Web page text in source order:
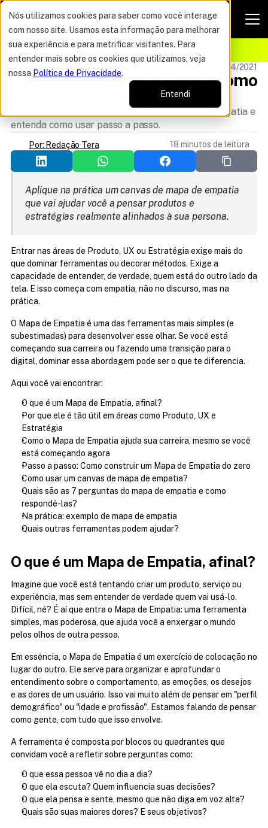
Nós utilizamos cookies para saber como você interage
com nosso site. Usamos esta informação para melhorar
sua experiência e para metrificar visitantes. Para
entender mais sobre os cookies que utilizamos, veja
nossa Política de Privacidade.
Entendi
OFERTA DO ANO VAGAS POR TEMPO LIMITADO
Atualizado 07/04/2021
Mapa de Empatia: O que é e como
aplicar essa ferramenta?
Faça o download de um template de mapa de empatia e
entenda como usar passo a passo.
Por: Redação Tera 18 minutos de leitura
Aplique na prática um canvas de mapa de empatia
que vai ajudar você a pensar produtos e
estratégias realmente alinhados à sua persona.
Entrar nas áreas de Produto, UX ou Estratégia exige mais do
que dominar ferramentas ou decorar métodos. Exige a
capacidade de entender, de verdade, quem está do outro lado da
tela. E isso começa com empatia, não no discurso, mas na
prática.
O Mapa de Empatia é uma das ferramentas mais simples (e
subestimadas) para desenvolver esse olhar. Se você está
começando sua carreira ou fazendo uma transição para o
digital, dominar essa abordagem pode ser o que te diferencia.
Aqui você vai encontrar:
O que é um Mapa de Empatia, afinal?
Por que ele é tão útil em áreas como Produto, UX e
Estratégia
Como o Mapa de Empatia ajuda sua carreira, mesmo se você
está começando agora
Passo a passo: Como construir um Mapa de Empatia do zero
Como usar um canvas de mapa de empatia?
Quais são as 7 perguntas do mapa de empatia e como
respondê-las?
Na prática: exemplo de mapa de empatia
Quais outras ferramentas podem ajudar?
O que é um Mapa de Empatia, afinal?
Imagine que você está tentando criar um produto, serviço ou
experiência, mas sem entender de verdade quem vai usá-lo.
Difícil, né? É aí que entra o Mapa de Empatia: uma ferramenta
simples, mas poderosa, que ajuda você a enxergar o mundo
pelos olhos de outra pessoa.
Em essência, o Mapa de Empatia é um exercício de colocação no
lugar do outro. Ele serve para organizar e aprofundar o
entendimento sobre o comportamento, as emoções, os desejos
e as dores de um usuário. Isso vai muito além de pensar em "perfil
demográfico" ou "idade e profissão". Estamos falando de pensar
como gente, com tudo que isso envolve.
A ferramenta é composta por blocos ou quadrantes que
convidam você a refletir sobre perguntas como:
O que essa pessoa vê no dia a dia?
O que ela escuta? Quem influencia suas decisões?
O que ela pensa e sente, mesmo que não diga em voz alta?
Quais são suas maiores dores? E seus objetivos?